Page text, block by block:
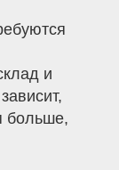
и
больше,